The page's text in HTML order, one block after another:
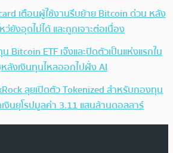
เตือนผู้ใช้งานรีบย้าย Bitcoin ด่วน หลัง
ว่ยังอุดไม่ได้ และถูกเจาะต่อเนื่อง
Bitcoin ETF เจ๊งและปิดตัวเป็นแห่งแรกใน
ลังเงินทุนไหลออกไปฝั่ง AI
ลุยเปิดตัว Tokenized สำหรับกองทุน
งินยุโรปมูลค่า 3.11 แสนล้านดอลลาร์